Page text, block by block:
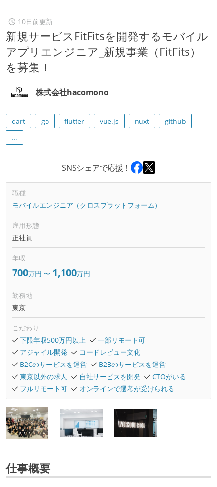
10日前更新
新規サービスFitFitsを開発するモバイル
アプリエンジニア_新規事業（FitFits）
を募集！
株式会社hacomono
dart go flutter vue.js nuxt
github
...
SNSシェアで応援！
職種
モバイルエンジニア（クロスプラットフォーム）
雇用形態
正社員
年収
700万円 〜 1,100万円
勤務地
東京
こだわり
下限年収500万円以上
一部リモート可
アジャイル開発
コードレビュー文化
B2Cのサービスを運営
B2Bのサービスを運営
東京以外の求人
自社サービスを開発
CTOがいる
フルリモート可
オンラインで選考が受けられる
仕事概要